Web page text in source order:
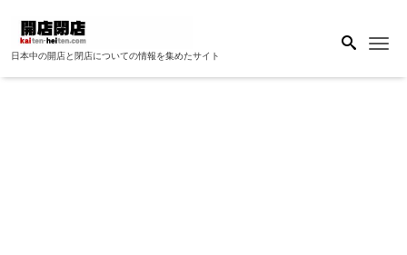
日本中の開店と閉店についての情報を集めたサイト